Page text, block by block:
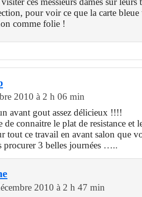
pour voir ce que la carte bleue
comme folie !
2010 à 2 h 06 min
avant gout assez délicieux !!!!
de connaitre le plat de resistance et
tout ce travail en avant salon que
procurer 3 belles journées …..
2010 à 2 h 47 min